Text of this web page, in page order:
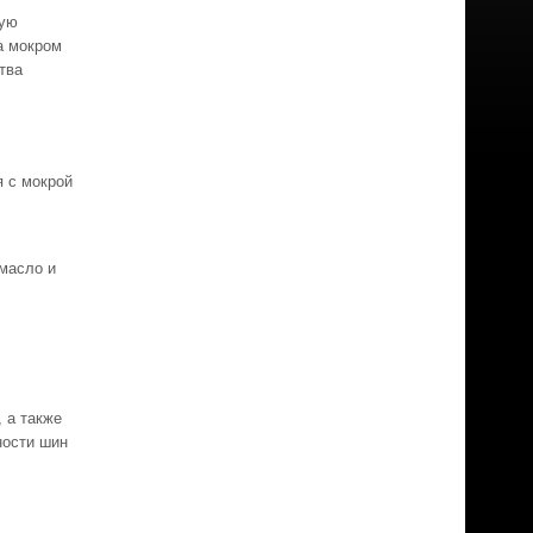
мокром
с мокрой
и
а также
шин